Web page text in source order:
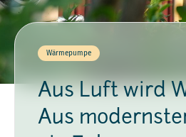
Wärmepumpe
Aus Luft wird
Aus